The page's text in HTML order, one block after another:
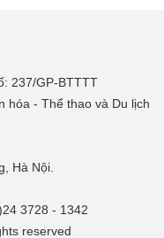
237/GP-BTTTT
hóa - Thể thao và Du lịch
Hà Nội.
3728 - 1342
reserved